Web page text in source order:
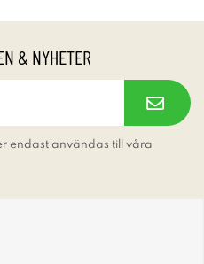
& NYHETER
endast användas till våra